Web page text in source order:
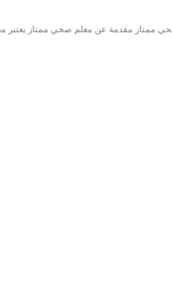
ممتاز مقدمة عن معلم صحي ممتاز يعتبر